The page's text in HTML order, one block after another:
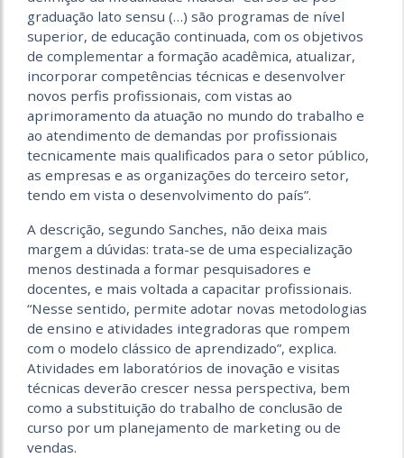
graduação lato sensu (…) são programas de nível
superior, de educação continuada, com os objetivos
de complementar a formação acadêmica, atualizar,
incorporar competências técnicas e desenvolver
novos perfis profissionais, com vistas ao
aprimoramento da atuação no mundo do trabalho e
ao atendimento de demandas por profissionais
tecnicamente mais qualificados para o setor público,
as empresas e as organizações do terceiro setor,
tendo em vista o desenvolvimento do país”.
A descrição, segundo Sanches, não deixa mais
margem a dúvidas: trata-se de uma especialização
menos destinada a formar pesquisadores e
docentes, e mais voltada a capacitar profissionais.
“Nesse sentido, permite adotar novas metodologias
de ensino e atividades integradoras que rompem
com o modelo clássico de aprendizado”, explica.
Atividades em laboratórios de inovação e visitas
técnicas deverão crescer nessa perspectiva, bem
como a substituição do trabalho de conclusão de
curso por um planejamento de marketing ou de
vendas.